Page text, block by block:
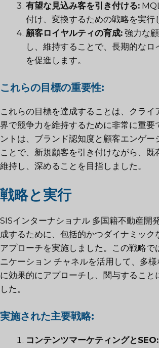
有望な見込み客を引き付ける:
付け、変換するための戦略を実行
顧客ロイヤルティの育成: 強力な
し、維持することで、長期的なロ
を促進します。
これらの目標の重要性:
これらの目標を達成することは、クライ
界で競争力を維持するために非常に重要
ントは、ブランド認知度と顧客エンゲー
ことで、新規顧客を引き付けながら、既
維持し、深めることを目指しました。
戦略と実行
SISインターナショナル 多国籍不動産開
成するために、包括的かつダイナミック
アプローチを実施しました。この戦略で
ニケーション チャネルを活用して、多
に効果的にアプローチし、関与すること
した。
実施された主要戦略:
コンテンツマーケティングとSEO: